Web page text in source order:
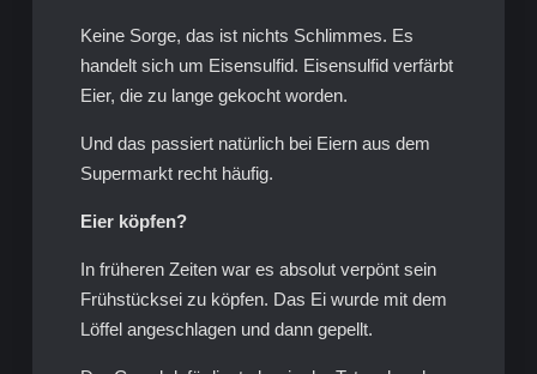
Keine Sorge, das ist nichts Schlimmes. Es
handelt sich um Eisensulfid. Eisensulfid verfärbt
Eier, die zu lange gekocht worden.
Und das passiert natürlich bei Eiern aus dem
Supermarkt recht häufig.
Eier köpfen?
In früheren Zeiten war es absolut verpönt sein
Frühstücksei zu köpfen. Das Ei wurde mit dem
Löffel angeschlagen und dann gepellt.